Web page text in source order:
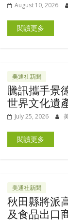
August 10, 2026
閱讀更多
美通社新聞
騰訊攜手景
世界文化遺
July 25, 2026
閱讀更多
美通社新聞
秋田縣將派
及食品出口